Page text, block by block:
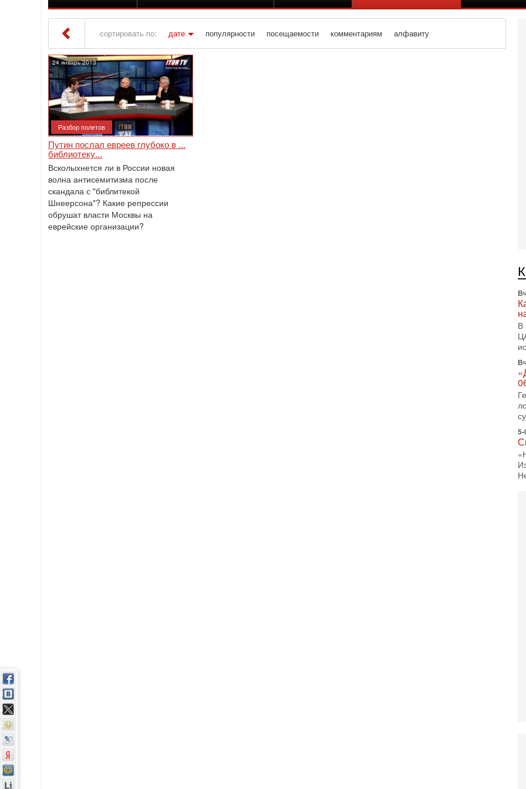
сортировать по: дате популярности посещаемости комментариям алфавиту
Iton TV» Материалы за 24.01.2013
24 январь 2013
Разбор полетов
Путин послал евреев глубоко в ...
библиотеку...
Всколыхнется ли в России новая
волна антисемитизма после
скандала с "библитекой
Шнеерсона"? Какие репрессии
обрушат власти Москвы на
еврейские организации?
В
5-